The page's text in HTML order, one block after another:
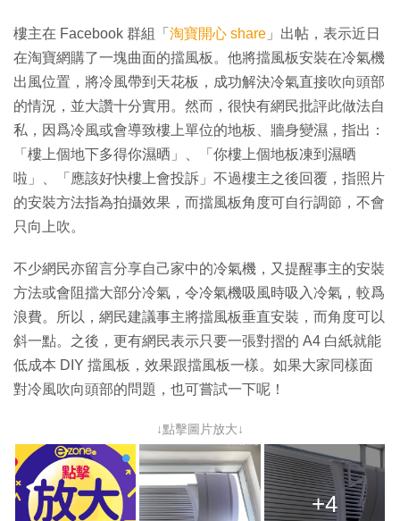
樓主在 Facebook 群組「 淘寶開心 share 」出帖，表示近日
在淘寶網購了一塊曲面的擋風板。他將擋風板安裝在冷氣機
出風位置，將冷風帶到天花板，成功解決冷氣直接吹向頭部
的情況，並大讚十分實用。然而，很快有網民批評此做法自
私，因爲冷風或會導致樓上單位的地板、牆身變濕，指出：
「樓上個地下多得你濕晒」、「你樓上個地板凍到濕晒
啦」、「應該好快樓上會投訴」不過樓主之後回覆，指照片
的安裝方法指為拍攝效果，而擋風板角度可自行調節，不會
只向上吹。
不少網民亦留言分享自己家中的冷氣機，又提醒事主的安裝
方法或會阻擋大部分冷氣，令冷氣機吸風時吸入冷氣，較爲
浪費。所以，網民建議事主將擋風板垂直安裝，而角度可以
斜一點。之後，更有網民表示只要一張對摺的 A4 白紙就能
低成本 DIY 擋風板，效果跟擋風板一樣。如果大家同樣面
對冷風吹向頭部的問題，也可嘗試一下呢！
↓點擊圖片放大↓
+4